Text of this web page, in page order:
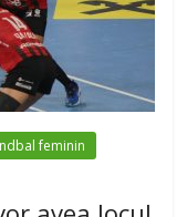
feminin